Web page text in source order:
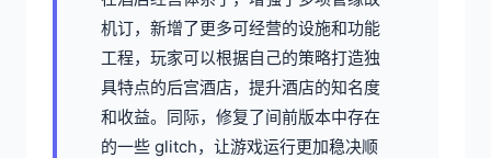
机订，新增了更多可经营的设施和功能
工程，玩家可以根据自己的策略打造独
具特点的后宫酒店，提升酒店的知名度
和收益。同际，修复了间前版本中存在
的一些 glitch，让游戏运行更加稳决顺